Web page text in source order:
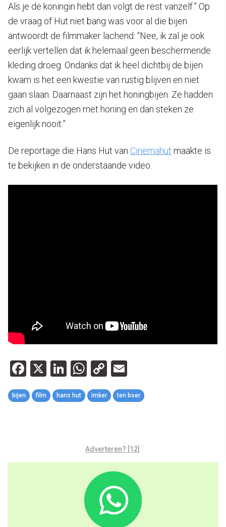
Als je de koningin hebt dan volgt de rest vanzelf.” Op
de vraag of Hut niet bang was voor al die bijen
antwoordt de filmmaker lachend: “Nee, ik zal je ook
eerlijk vertellen dat ik helemaal geen beschermende
kleding droeg. Ondanks dat ik heel dichtbij de bijen
kwam is het een kwestie van rustig blijven en niet
gaan slaan. Daarnaast zijn het honingbijen. Ze hadden
zich al volgezogen met honing en dan steken ze
eigenlijk nooit.”
De reportage die Hans Hut van Cinemahut maakte is
te bekijken in de onderstaande video.
Facebook
X LinkedIn
WhatsApp
Copy
Link
bijen film hans hut imker ten boer
Adverteren? [12]